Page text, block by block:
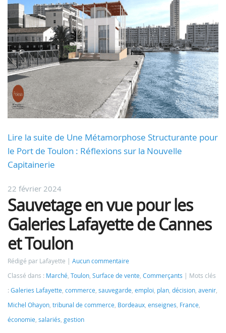
Lire la suite de Une Métamorphose Structurante pour
le Port de Toulon : Réflexions sur la Nouvelle
Capitainerie
22 février 2024
Sauvetage en vue pour les
Galeries Lafayette de Cannes
et Toulon
Rédigé par Lafayette
Aucun commentaire
Classé dans : Marché, Toulon, Surface de vente, Commerçants
Mots clés
: Galeries Lafayette, commerce, sauvegarde, emploi, plan, décision, avenir,
Michel Ohayon, tribunal de commerce, Bordeaux, enseignes, France,
économie, salariés, gestion